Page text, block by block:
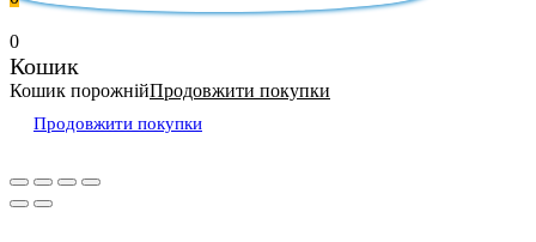
0
Кошик
Кошик порожнійПродовжити покупки
Продовжити покупки